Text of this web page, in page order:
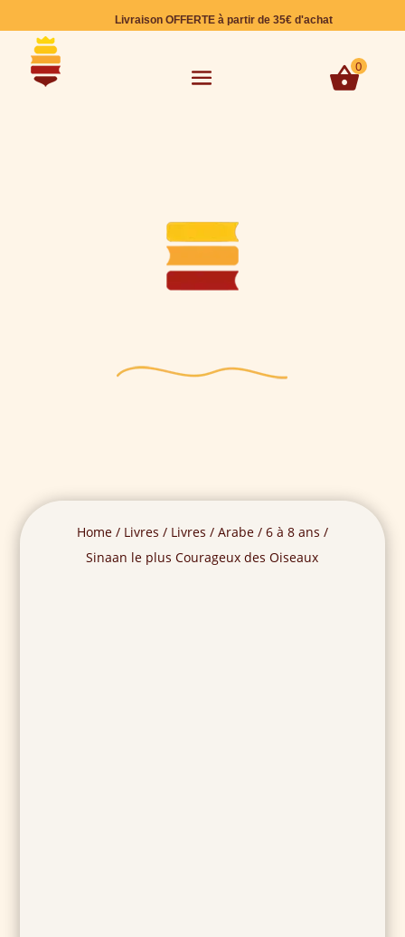
Livraison OFFERTE à partir de 35€ d'achat
0
Home/ Livres / Livres / Arabe/ 6 à 8 ans /
Sinaan le plus Courageux des Oiseaux